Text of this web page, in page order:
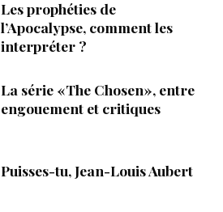
Les prophéties de
l’Apocalypse, comment les
interpréter ?
La série «The Chosen», entre
engouement et critiques
Puisses-tu, Jean-Louis Aubert